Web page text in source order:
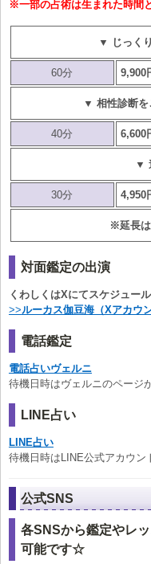
※一部の占術は生まれた時間
▼ じっく
60分 9,900
▼ 相性診断を
40分 6,600
▼
30分 4,950
※延長
対面鑑定の出演
くわしくはXにてスケジュー
>>ルーカス伽豆海（Xアカウン
電話鑑定
電話占いヴェルニ
待機日時はヴェルニのページ
LINE占い
LINE占い
待機日時はLINE公式アカウン
公式SNS
各SNSから鑑定やレ
可能です☆